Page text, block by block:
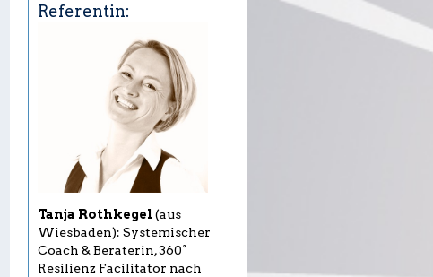
Referentin:
Tanja Rothkegel (aus
Wiesbaden): Systemischer
Coach & Beraterin, 360°
Resilienz Facilitator nach